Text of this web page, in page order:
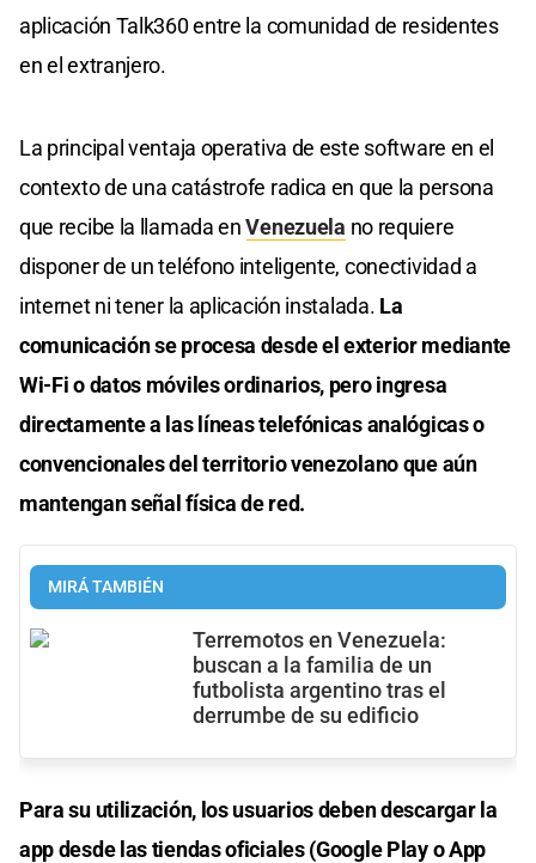
aplicación Talk360 entre la comunidad de residentes
en el extranjero.
La principal ventaja operativa de este software en el
contexto de una catástrofe radica en que la persona
que recibe la llamada enVenezuela no requiere
disponer de un teléfono inteligente, conectividad a
internet ni tener la aplicación instalada. La
comunicación se procesa desde el exterior mediante
Wi-Fi o datos móviles ordinarios, pero ingresa
directamente a las líneas telefónicas analógicas o
convencionales del territorio venezolano que aún
mantengan señal física de red.
MIRÁ TAMBIÉN
Terremotos en Venezuela:
buscan a la familia de un
futbolista argentino tras el
derrumbe de su edificio
Para su utilización, los usuarios deben descargar la
app desde las tiendas oficiales (Google Play o App